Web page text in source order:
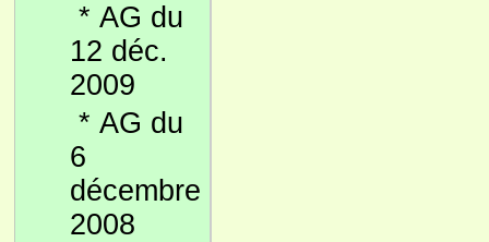
* AG du
12 déc.
2009
* AG du
6
décembre
2008